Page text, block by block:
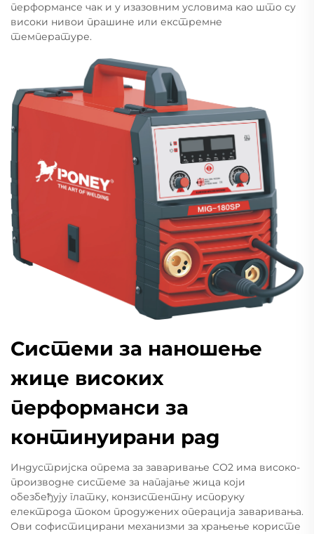
перформансе чак и у изазовним условима као што су
високи нивои прашине или екстремне
температуре.
Системи за наношење
жице високих
перформанси за
континуирани рад
Индустријска опрема за заваривање СО2 има високо-
производне системе за напајање жица који
обезбеђују глатку, конзистентну испоруку
електрода током продужених операција заваривања.
Ови софистицирани механизми за храњење користе